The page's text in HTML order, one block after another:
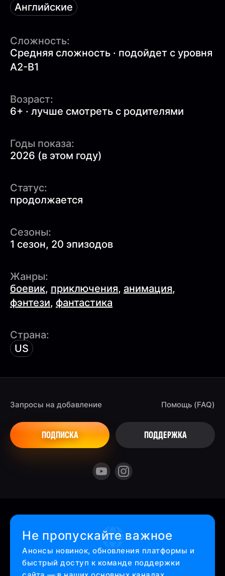
Английские
Сложность:
Средняя сложность · подойдет с уровня
A2-B1
Возраст:
6+ · лучше смотреть с родителями
Годы показа:
2026 (в этом году)
Статус:
продолжается
Сезоны:
1 сезон, 20 эпизодов
Жанры:
боевик, приключения, анимация,
фэнтези, фантастика
Страна:
US
Запросы на добавление
ПОДПИСКА
Помощь (FAQ)
ПОДДЕРЖКА
Не пропускайте важное
Анонсы новинок, обновления платформы и
быстрый доступ к команде поддержки